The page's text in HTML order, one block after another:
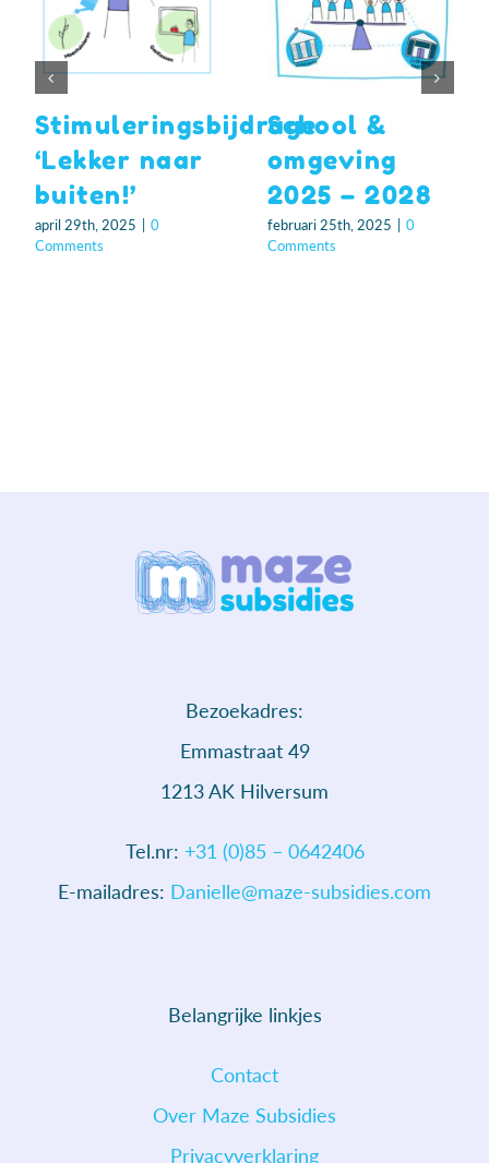
Stimuleringsbijdrage
‘Lekker naar
buiten!’
april 29th, 2025
0
Comments
School &
omgeving
2025 – 2028
februari 25th, 2025
0
Comments
Bezoekadres:
Emmastraat 49
1213 AK Hilversum
Tel.nr: +31 (0)85 – 0642406
E-mailadres: Danielle@maze-subsidies.com
Belangrijke linkjes
Contact
Over Maze Subsidies
Privacyverklaring